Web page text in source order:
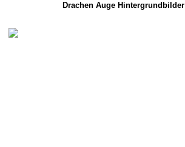
Drachen Auge Hintergrundbilder